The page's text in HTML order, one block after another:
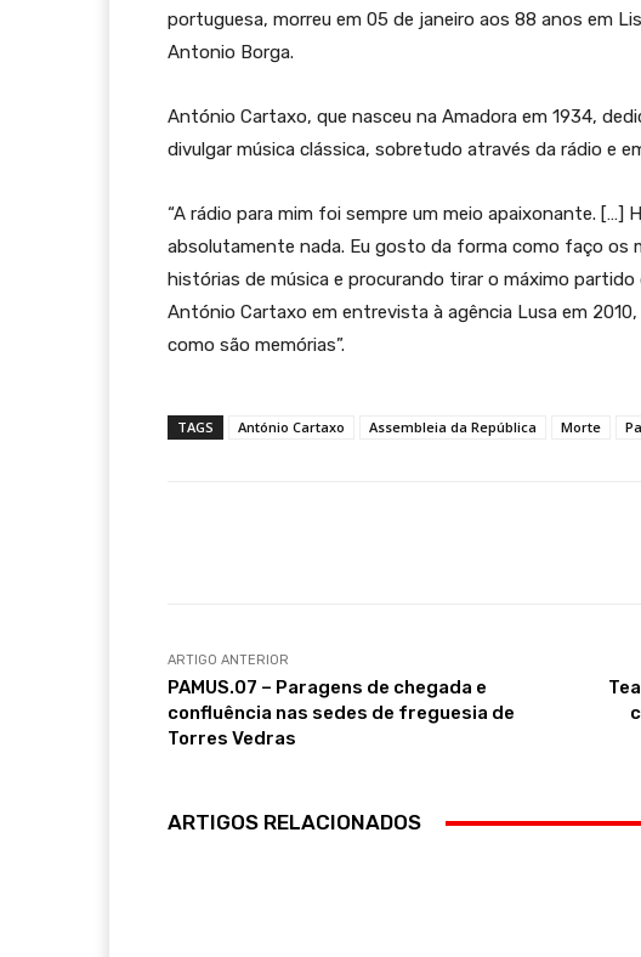
portuguesa, morreu em 05 de janeiro aos 88 anos em
Antonio Borga.
António Cartaxo, que nasceu na Amadora em 1934,
divulgar música clássica, sobretudo através da rádio e
“A rádio para mim foi sempre um meio apaixonante. […]
absolutamente nada. Eu gosto da forma como faço os
histórias de música e procurando tirar o máximo
António Cartaxo em entrevista à agência Lusa em
como são memórias”.
TAGS António Cartaxo Assembleia da República Morte
ARTIGO ANTERIOR
PAMUS.07 – Paragens de chegada e
confluência nas sedes de freguesia de
Torres Vedras
ARTIGOS RELACIONADOS